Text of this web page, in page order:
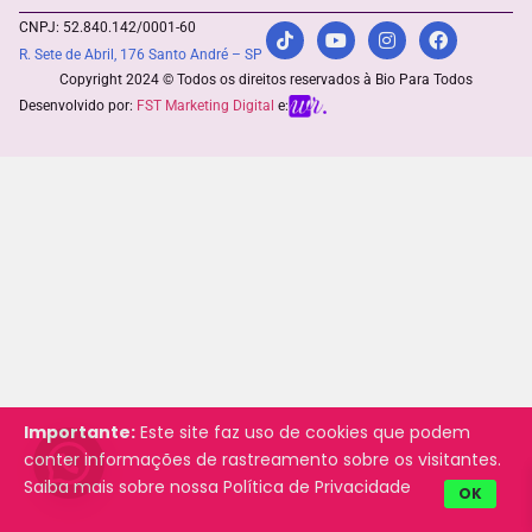
CNPJ: 52.840.142/0001-60
R. Sete de Abril, 176 Santo André – SP
Copyright 2024 © Todos os direitos reservados à Bio Para Todos
Desenvolvido por: FST Marketing Digital e:
Importante: Este site faz uso de cookies que podem
conter informações de rastreamento sobre os visitantes.
Saiba mais sobre nossa Política de Privacidade OK